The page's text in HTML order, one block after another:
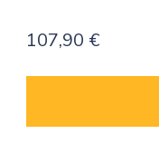
107,90 €